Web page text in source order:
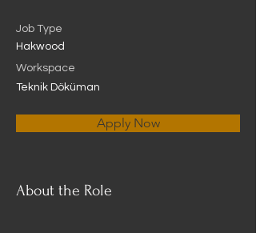
Job Type
Hakwood
Workspace
Teknik Döküman
Apply Now
About the Role